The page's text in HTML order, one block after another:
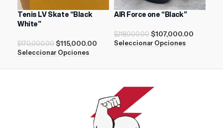
Tenis LV Skate “Black
White”
$170,000.00 $115,000.00
Seleccionar Opciones
AIR Force one “Black”
$218,000.00 $107,000.00
Seleccionar Opciones